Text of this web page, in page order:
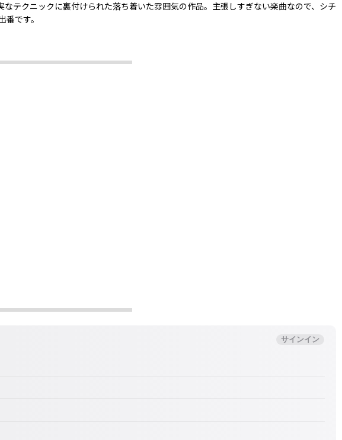
テクニックに裏付けられた落ち着いた雰囲気の作品。主張しすぎない楽曲なので、シチ
です。